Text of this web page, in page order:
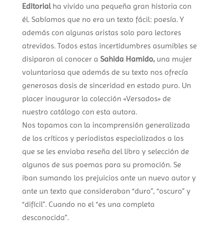
Editorial ha vivido una pequeña gran historia con
él. Sabíamos que no era un texto fácil: poesía. Y
además con algunas aristas solo para lectores
atrevidos. Todos estas incertidumbres asumibles se
disiparon al conocer a Sahida Hamido,una mujer
voluntariosa que además de su texto nos ofrecía
generosas dosis de sinceridad en estado puro. Un
placer inaugurar la colección «Versados» de
nuestro catálogo con esta autora.
Nos topamos con la incomprensión generalizada
de los críticos y periodistas especializados a los
que se les enviaba reseña del libro y selección de
algunos de sus poemas para su promoción. Se
iban sumando los prejuicios ante un nuevo autor y
ante un texto que consideraban “duro”, “oscuro” y
“difícil”. Cuando no el “es una completa
desconocida”.